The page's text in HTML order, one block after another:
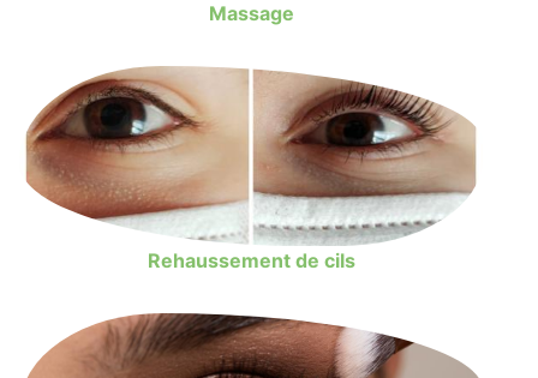
Massage
Rehaussement de cils